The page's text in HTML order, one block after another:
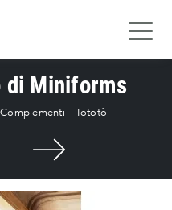
di Miniforms
Complementi - Tototò